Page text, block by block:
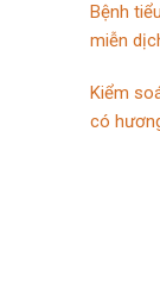
Bệnh
miễn
Kiểm
có